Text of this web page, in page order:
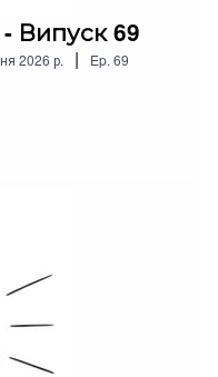
Випуск 69
2026 р. | Ep. 69